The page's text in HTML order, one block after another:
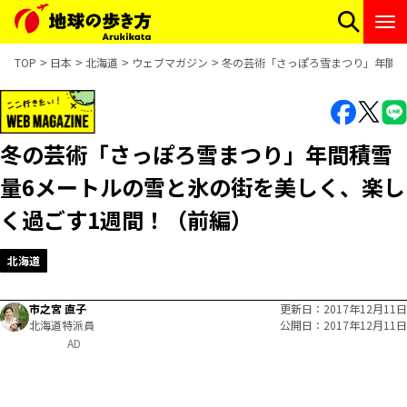
TOP 日本 北海道 ウェブマガジン 冬の芸術「さっぽろ雪まつり」年間
冬の芸術「さっぽろ雪まつり」年間積雪
量6メートルの雪と氷の街を美しく、楽し
く過ごす1週間！（前編）
北海道
市之宮 直子
北海道特派員
更新日
2017年12月11日
公開日
2017年12月11日
AD